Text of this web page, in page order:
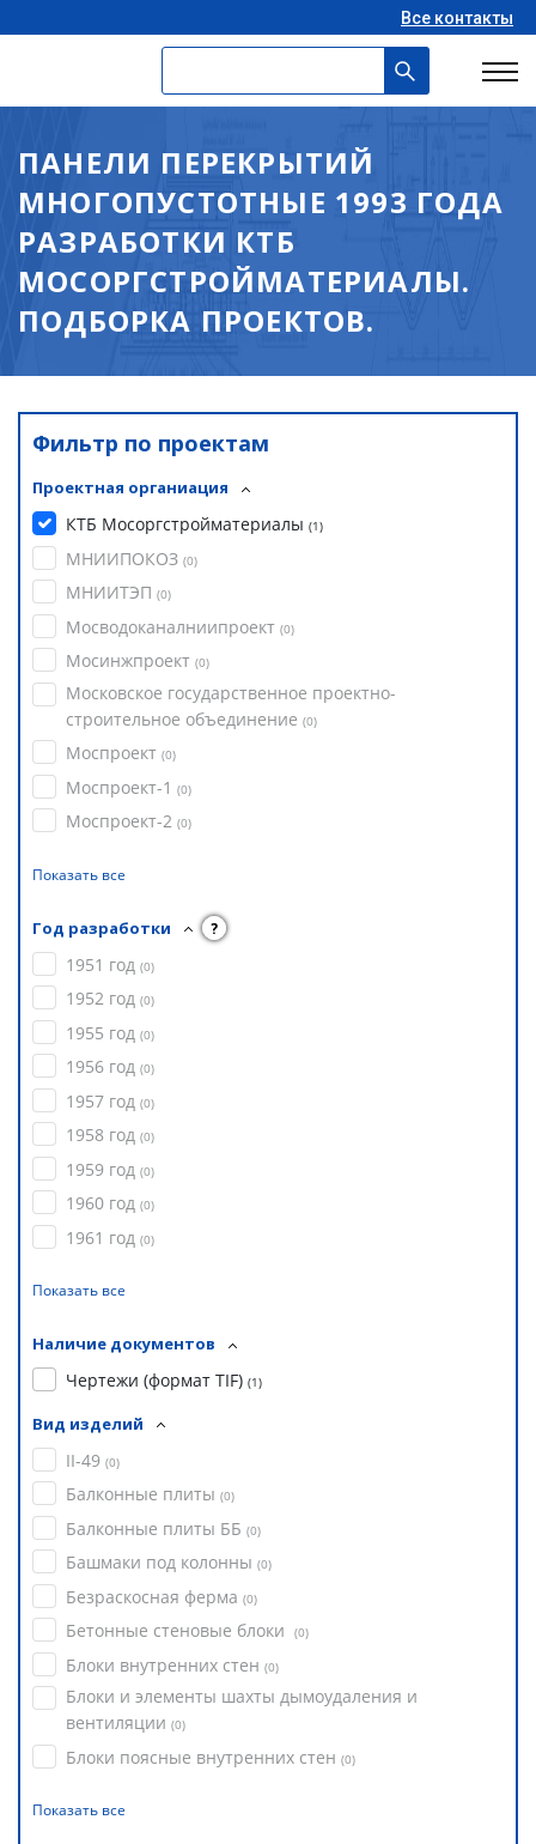
Все контакты
ПАНЕЛИ ПЕРЕКРЫТИЙ
МНОГОПУСТОТНЫЕ 1993 ГОДА
РАЗРАБОТКИ КТБ
МОСОРГСТРОЙМАТЕРИАЛЫ.
ПОДБОРКА ПРОЕКТОВ.
Фильтр по проектам
Проектная органиация
КТБ Мосоргстройматериалы (1)
МНИИПОКОЗ (0)
МНИИТЭП (0)
Мосводоканалниипроект (0)
Мосинжпроект (0)
Московское государственное проектно-
строительное объединение (0)
Моспроект (0)
Моспроект-1 (0)
Моспроект-2 (0)
Показать все
Год разработки ?
1951 год (0)
1952 год (0)
1955 год (0)
1956 год (0)
1957 год (0)
1958 год (0)
1959 год (0)
1960 год (0)
1961 год (0)
Показать все
Наличие документов
Чертежи (формат TIF) (1)
Вид изделий
II-49 (0)
Балконные плиты (0)
Балконные плиты ББ (0)
Башмаки под колонны (0)
Безраскосная ферма (0)
Бетонные стеновые блоки (0)
Блоки внутренних стен (0)
Блоки и элементы шахты дымоудаления и
вентиляции (0)
Блоки поясные внутренних стен (0)
Показать все